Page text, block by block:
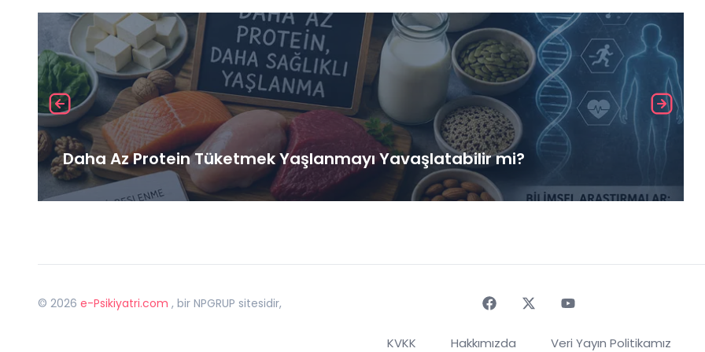
Daha Az Protein Tüketmek Yaşlanmayı Yavaşlatabilir mi?
© 2026 e-Psikiyatri.com , bir NPGRUP sitesidir,
KVKK Hakkımızda Veri Yayın Politikamız